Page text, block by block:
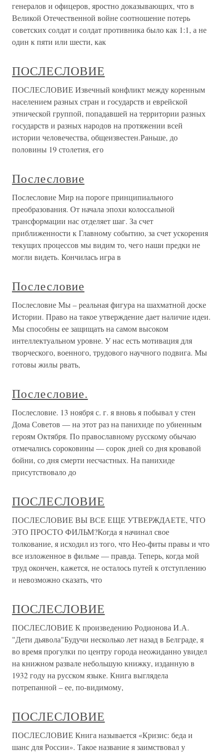
генералов и офицеров, яростно доказывающих, что в
Великой Отечественной войне соотношение потерь
советских солдат и солдат противника было как 1:1, а не
один к пяти или шести, как
ПОСЛЕСЛОВИЕ
ПОСЛЕСЛОВИЕ Извечный конфликт между коренным
населением разных стран и государств и еврейской
этнической группой, попадавшей на территории разных
государств и разных народов на протяжении всей
истории человечества, общеизвестен.Раньше, до
половины 19 столетия, его
Послесловие
Послесловие Мир на пороге принципиального
преобразования. От начала эпохи колоссальной
трансформации нас отделяет шаг. За счет
приближенности к Главному событию, за счет ускорения
текущих процессов мы видим то, чего наши предки не
могли видеть. Кончилась игра в
Послесловие
Послесловие Мы – реальная фигура на шахматной доске
Истории. Право на такое утверждение дает наличие идеи.
Мы способны ее защищать на самом высоком
интеллектуальном уровне. У нас есть мотивация для
творческого, военного, трудового научного подвига. Мы
готовы жилы рвать,
Послесловие.
Послесловие. 13 ноября с. г. я вновь я побывал у стен
Дома Советов — на этот раз на панихиде по убиенным
героям Октября. По православному русскому обычаю
отмечались сороковины — сорок дней со дня кровавой
бойни, со дня смерти несчастных. На панихиде
присутствовало до
ПОСЛЕСЛОВИЕ
ПОСЛЕСЛОВИЕ ВЫ ВСЕ ЕЩЕ УТВЕРЖДАЕТЕ, ЧТО
ЭТО ПРОСТО ФИЛЬМ?Когда я начинал свое
толкование, я исходил из того, что Нео-фиты правы и что
все изложенное в фильме — правда. Теперь, когда мой
труд окончен, кажется, не осталось путей к отступлению
и невозможно сказать, что
ПОСЛЕСЛОВИЕ
ПОСЛЕСЛОВИЕ К произведению Родионова И.А.
"Дети дьявола"Будучи несколько лет назад в Белграде, я
во время прогулки по центру города неожиданно увидел
на книжном развале небольшую книжку, изданную в
1932 году на русском языке. Книга выглядела
потрепанной – ее, по-видимому,
ПОСЛЕСЛОВИЕ
ПОСЛЕСЛОВИЕ Книга называется «Кризис: беда и
шанс для России». Такое название я заимствовал у